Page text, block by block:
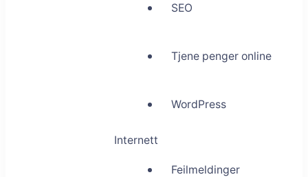
SEO
Tjene penger online
WordPress
Internett
Feilmeldinger